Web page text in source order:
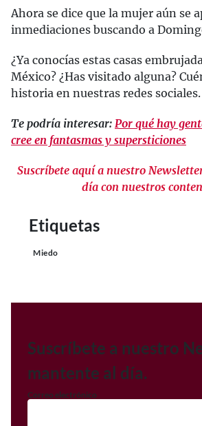
Ahora se dice que la mujer aún se
inmediaciones buscando a
¿Ya conocías estas casas
México? ¿Has visitado alguna?
historia en nuestras redes sociales.
Te podría interesar: Por qué hay
cree en fantasmas y supersticiones
Suscríbete aquí a nuestro
día con nuestros
Etiquetas
Miedo
Suscríbete a nuestro
mantente al día.
Correo electrónico